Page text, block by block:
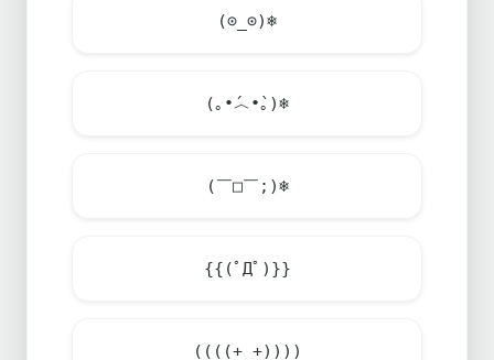
(⊙_⊙)❄️
(｡•́︿•̀｡)❄️
(￣□￣;)❄️
{{(ﾟДﾟ)}}
((((+_+))))